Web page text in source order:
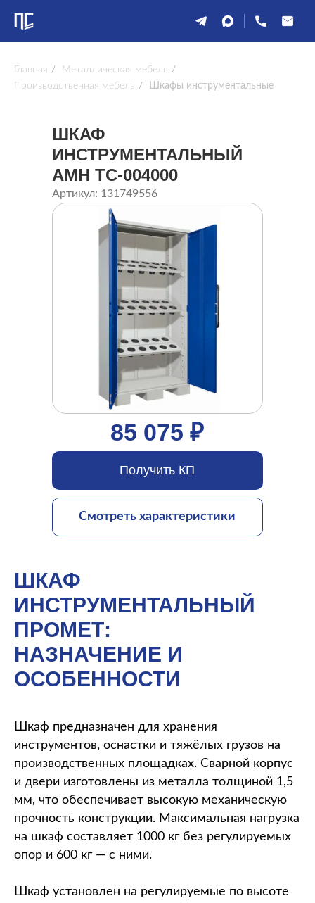
Главная / Металлическая мебель /
Производственная мебель / Шкафы инструментальные
ШКАФ
ИНСТРУМЕНТАЛЬНЫЙ
AMH TC-004000
Артикул: 131749556
85 075 ₽
Смотреть характеристики
Получить КП
ШКАФ
ИНСТРУМЕНТАЛЬНЫЙ
ПРОМЕТ:
НАЗНАЧЕНИЕ И
ОСОБЕННОСТИ
Шкаф предназначен для хранения
инструментов, оснастки и тяжёлых грузов на
производственных площадках. Сварной корпус
и двери изготовлены из металла толщиной 1,5
мм, что обеспечивает высокую механическую
прочность конструкции. Максимальная нагрузка
на шкаф составляет 1000 кг без регулируемых
опор и 600 кг — с ними.
Шкаф установлен на регулируемые по высоте